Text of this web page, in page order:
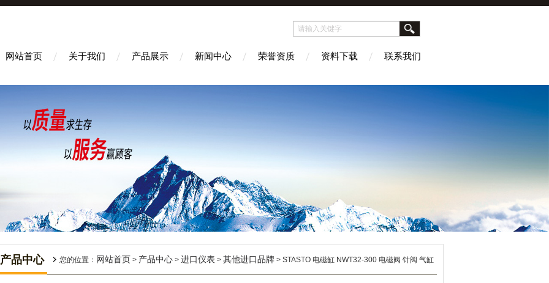
网站首页 关于我们 产品展示 新闻中心 荣誉资质 资料下载 联系我们
产品中心 您的位置： 网站首页 > 产品中心 > 进口仪表 > 其他进口品牌 > STASTO 电磁缸 NWT32-300 电磁阀 针阀 气缸